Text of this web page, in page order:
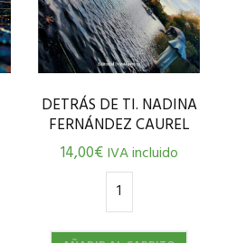
DETRÁS DE TI. NADINA
FERNÁNDEZ CAUREL
14,00€ IVA incluido